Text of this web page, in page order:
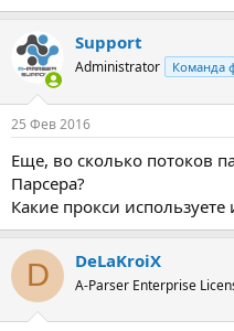
Support
Administrator Команда
25 Фев 2016
Еще, во сколько потоков
Парсера?
Какие прокси
D DeLaKroiX
A-Parser Enterprise